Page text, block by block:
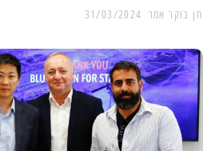
31/03/2024